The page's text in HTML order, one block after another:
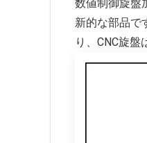
数値制御旋盤
新的な部品で
り、CNC旋